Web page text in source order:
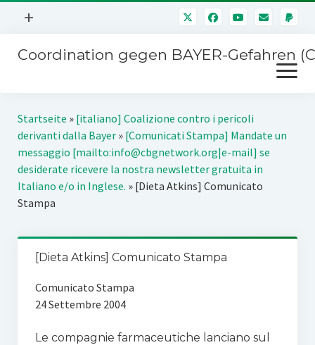
Menü
+
Mitmachen
Über uns
Kontakt
Impressum
Störfälle
Coordination gegen BAYER-Gefahren
Menü
öffnen
Kampagnen
BAYER-Hauptversammlungen
Stichwort BAYER
Jahrestagung
SPENDEN
Startseite » [italiano] Coalizione contro i pericoli
derivanti dalla Bayer» [Comunicati Stampa] Mandate un
messaggio [mailto:info@cbgnetwork.org|e-mail] se
desiderate ricevere la nostra newsletter gratuita in
Italiano e/o in Inglese. » [Dieta Atkins] Comunicato
Stampa
[Dieta Atkins] Comunicato Stampa
Comunicato Stampa
24 Settembre 2004
Le compagnie farmaceutiche lanciano sul